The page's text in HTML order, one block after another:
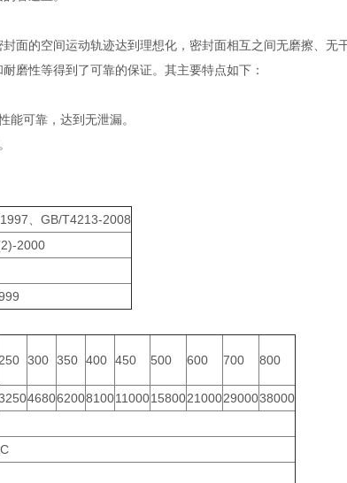
面的空间运动轨迹达到理想化，密封面相互之间无磨擦、无
磨性等得到了可靠的保证。其主要特点如下：
能可靠，达到无泄漏。
、GB/T4213-2008
2000
250 300 350 400 450 500 600 700 800
4680620081001100015800210002900038000